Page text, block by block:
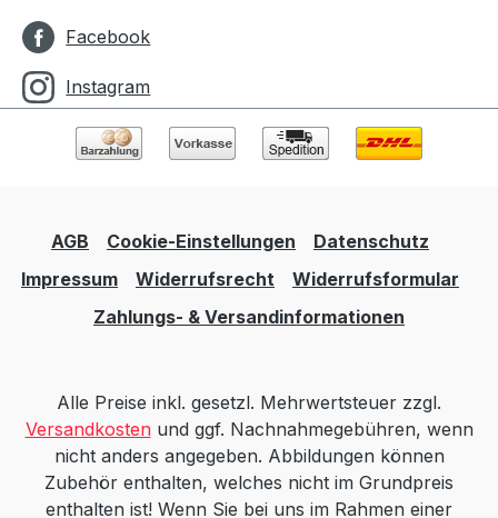
Facebook
Instagram
AGB Cookie-Einstellungen
Datenschutz
Impressum
Widerrufsrecht
Widerrufsformular
Zahlungs- & Versandinformationen
Alle Preise inkl. gesetzl. Mehrwertsteuer zzgl.
Versandkostenund ggf. Nachnahmegebühren, wenn
nicht anders angegeben. Abbildungen können
Zubehör enthalten, welches nicht im Grundpreis
enthalten ist! Wenn Sie bei uns im Rahmen einer